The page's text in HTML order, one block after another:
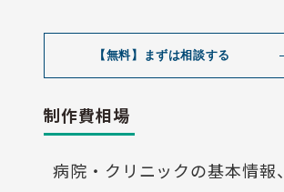
【無料】まずは相談する
制作費相場
病院・クリニックの基本情報